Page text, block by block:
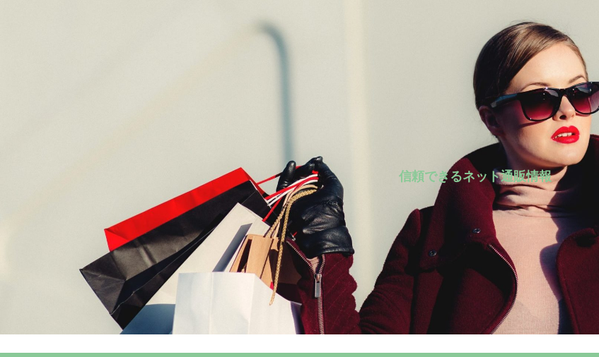
信頼できるネット通販情報